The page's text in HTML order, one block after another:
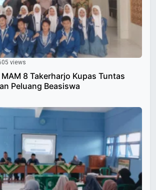
views
8 Takerharjo Kupas Tuntas
Peluang Beasiswa